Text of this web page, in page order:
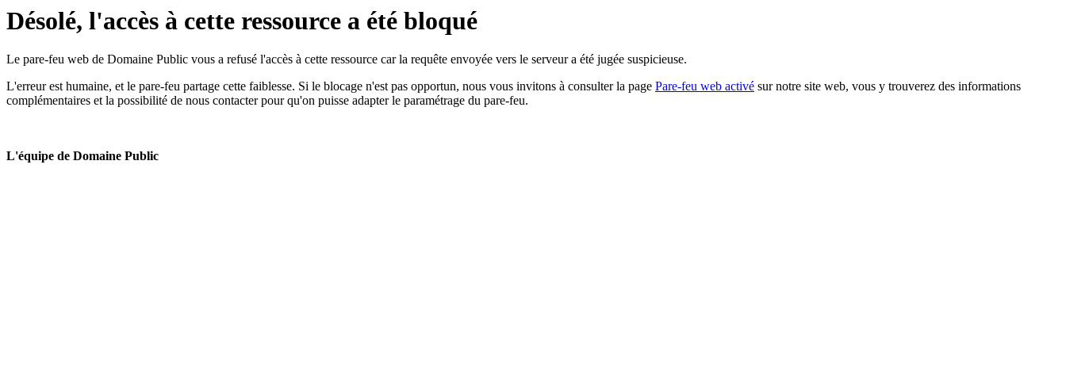
Désolé, l'accès à cette ressource a été bloqué
Le pare-feu web de Domaine Public vous a refusé l'accès à cette ressource car la requête envoyée vers le serveur a été jugée suspicieuse.
L'erreur est humaine, et le pare-feu partage cette faiblesse. Si le blocage n'est pas opportun, nous vous invitons à consulter la page Pare-feu web activé sur notre site web, vous y trouverez des informations
complémentaires et la possibilité de nous contacter pour qu'on puisse adapter le paramétrage du pare-feu.
L'équipe de Domaine Public